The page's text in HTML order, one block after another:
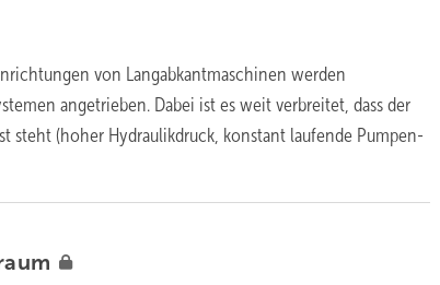
von Langabkantmaschinen werden
angetrieben. Dabei ist es weit verbreitet, dass der
steht (hoher Hydraulikdruck, konstant laufende Pumpen-